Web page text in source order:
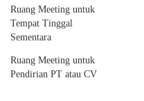
Ruang Meeting untuk
Tempat Tinggal
Sementara
Ruang Meeting untuk
Pendirian PT atau CV